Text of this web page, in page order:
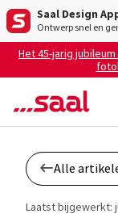
Saal Design
Ontwerp snel en
Het 45-jarig
Alle
Laatst bijgewerkt: